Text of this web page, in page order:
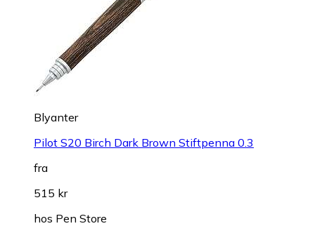
Blyanter
Pilot S20 Birch Dark Brown Stiftpenna 0.3
fra
515 kr
hos Pen Store